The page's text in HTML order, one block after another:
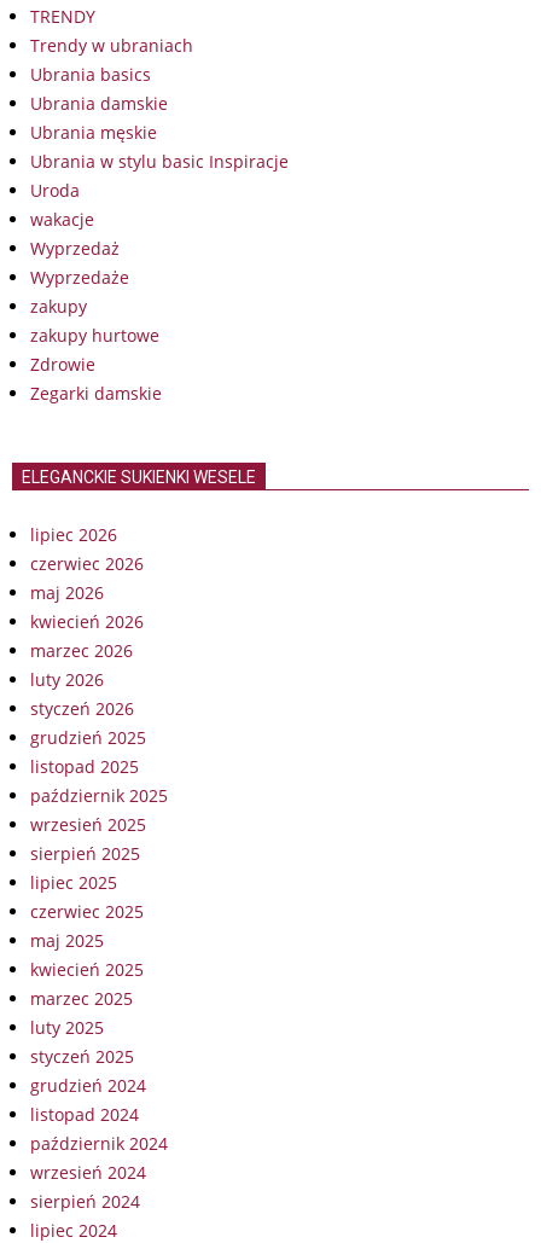
TRENDY
Trendy w ubraniach
Ubrania basics
Ubrania damskie
Ubrania męskie
Ubrania w stylu basic Inspiracje
Uroda
wakacje
Wyprzedaż
Wyprzedaże
zakupy
zakupy hurtowe
Zdrowie
Zegarki damskie
ELEGANCKIE SUKIENKI WESELE
lipiec 2026
czerwiec 2026
maj 2026
kwiecień 2026
marzec 2026
luty 2026
styczeń 2026
grudzień 2025
listopad 2025
październik 2025
wrzesień 2025
sierpień 2025
lipiec 2025
czerwiec 2025
maj 2025
kwiecień 2025
marzec 2025
luty 2025
styczeń 2025
grudzień 2024
listopad 2024
październik 2024
wrzesień 2024
sierpień 2024
lipiec 2024